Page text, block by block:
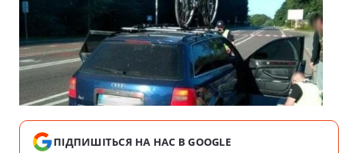
ПІДПИШІТЬСЯ НА НАС В GOOGLE